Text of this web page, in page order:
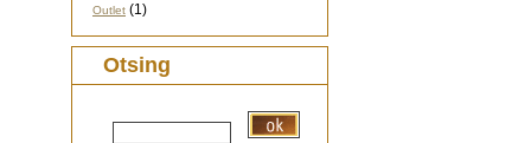
Outlet (1)
Otsing